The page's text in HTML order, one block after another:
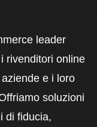
leader
rivenditori online
e i loro
soluzioni
di fiducia,